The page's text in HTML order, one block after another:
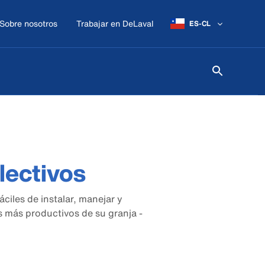
Sobre nosotros Trabajar en DeLaval ES-CL
de instalar, manejar y
más productivos de su granja -